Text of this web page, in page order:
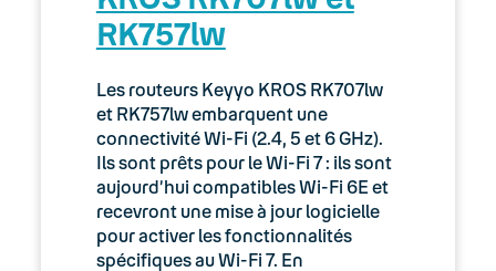
03. Accès Internet
04. Téléphonie fixe
Expert
Guides d’installation
Lexique
RK757lw
Les routeurs Keyyo KROS RK707lw
et RK757lw embarquent une
connectivité Wi-Fi (2.4, 5 et 6 GHz).
Ils sont prêts pour le Wi-Fi 7 : ils sont
aujourd’hui compatibles Wi-Fi 6E et
recevront une mise à jour logicielle
pour activer les fonctionnalités
spécifiques au Wi-Fi 7. En